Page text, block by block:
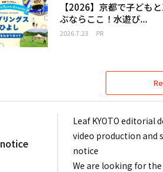
【2026】京都で子ども
ぶならここ！水遊び...
2026.7.23 PR
notice
Leaf KYOTO
video production and
notice
We are looking for